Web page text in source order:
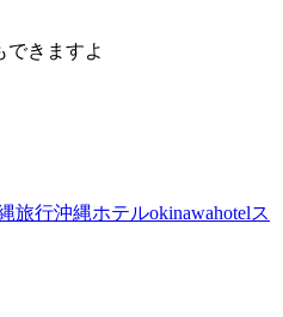
できますよ
旅行沖縄ホテルokinawahotelス